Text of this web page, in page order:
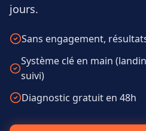
jours.
Sans engagement,
Système clé en main
suivi)
Diagnostic gratuit en 48h